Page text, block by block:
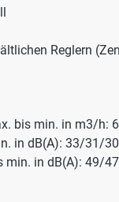
Reglern
bis min. in m3/
in dB(A): 33/31/
min. in dB(A): 49/